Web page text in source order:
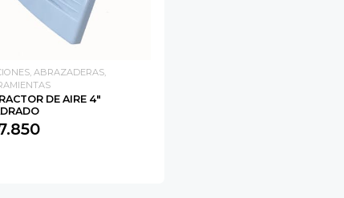
ABRAZADERAS,
DE AIRE 4"